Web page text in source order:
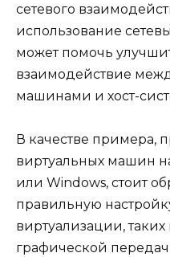
сетевого
использование
может помочь
взаимодействие
машинами и хост-
В качестве примера,
виртуальных машин
или Windows, стоит
правильную
виртуализации, таких
графической